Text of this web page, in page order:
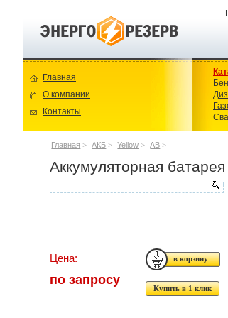
Главная
О компании
Контакты
Главная > АКБ > Yellow > AB >
Аккумуляторная
Цена:
по запросу
Купить в 1 клик